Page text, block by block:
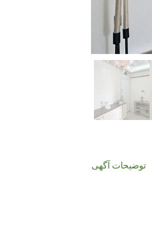
توضیحات آگهی